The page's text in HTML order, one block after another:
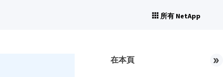
所有 NetApp
在本頁